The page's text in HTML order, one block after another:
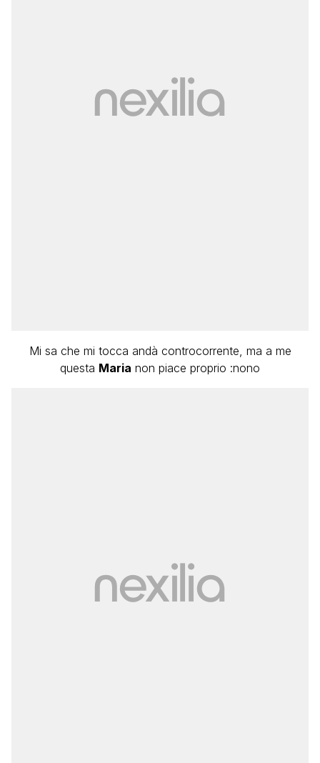
Mi sa che mi tocca andà controcorrente, ma a me
questa Maria non piace proprio :nono